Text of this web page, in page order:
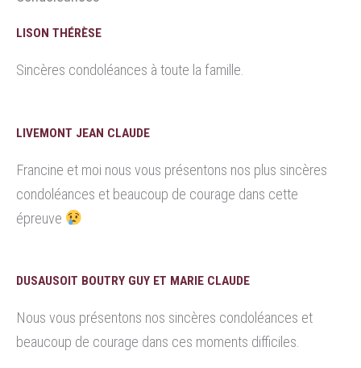
LISON THÉRÈSE
Sincères condoléances à toute la famille.
LIVEMONT JEAN CLAUDE
Francine et moi nous vous présentons nos plus sincères
condoléances et beaucoup de courage dans cette
épreuve
DUSAUSOIT BOUTRY GUY ET MARIE CLAUDE
Nous vous présentons nos sincères condoléances et
beaucoup de courage dans ces moments difficiles.